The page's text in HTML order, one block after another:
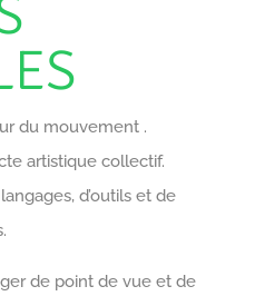
du mouvement .
artistique collectif.
d’outils et de
de point de vue et de